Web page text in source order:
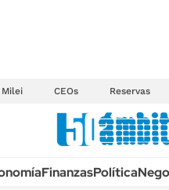
CEOs Reservas
TECNOLOGÍA
FinanzasPolítica